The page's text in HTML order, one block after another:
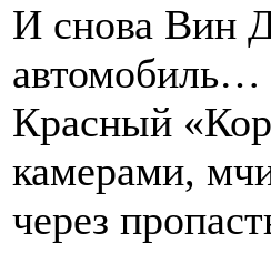
И снова Вин
автомобиль…
Красный
камерами,
через